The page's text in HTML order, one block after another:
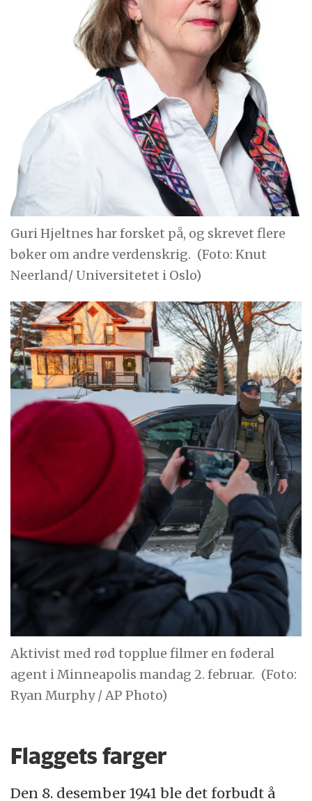
Guri Hjeltnes har forsket på, og skrevet flere
bøker om andre verdenskrig. (Foto: Knut
Neerland/ Universitetet i Oslo)
Aktivist med rød topplue filmer en føderal
agent i Minneapolis mandag 2. februar. (Foto:
Ryan Murphy / AP Photo)
Flaggets farger
Den 8. desember 1941 ble det forbudt å